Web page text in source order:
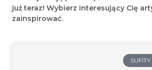
już teraz! Wybierz interesujący Cię
zainspirować.